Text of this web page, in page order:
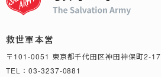
救世軍本営
〒101-0051 東京都千代田区神田神保町2-17
TEL：03-3237-0881